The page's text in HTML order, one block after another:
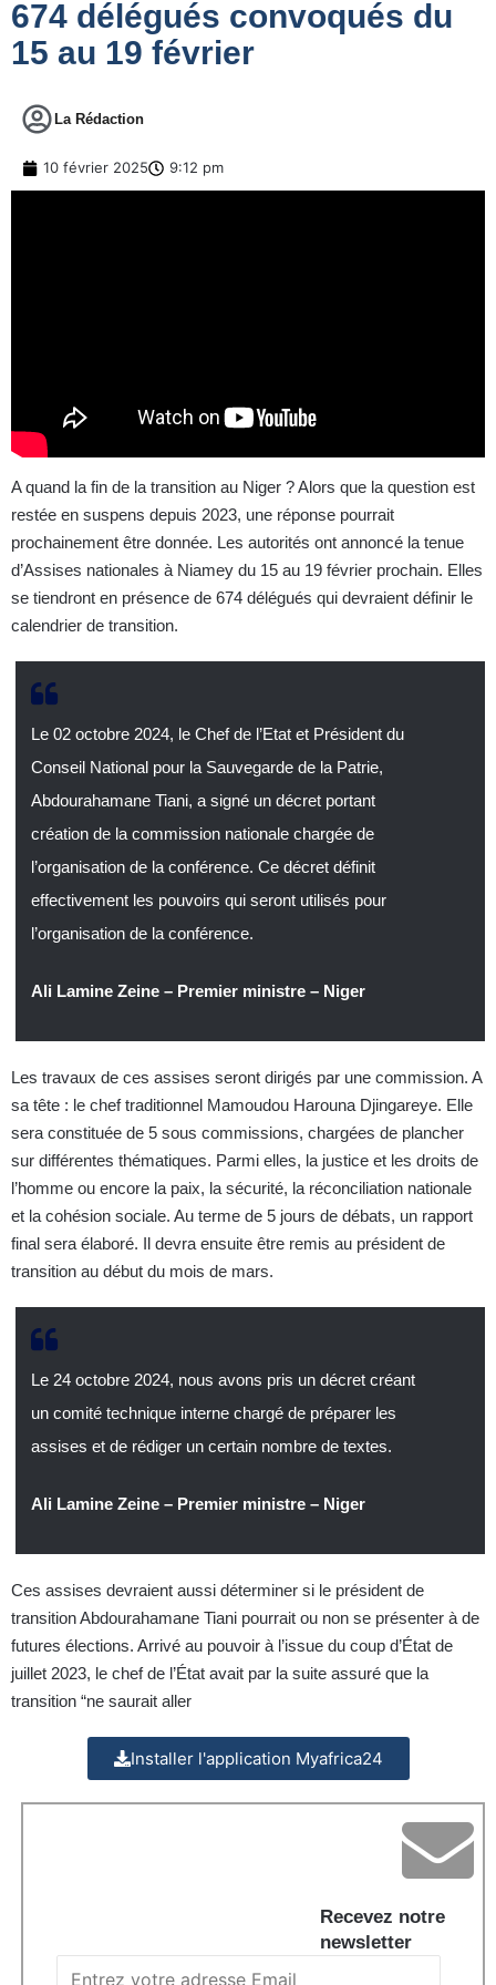
674 délégués convoqués du
15 au 19 février
La Rédaction
10 février 2025 9:12 pm
A quand la fin de la transition au Niger ? Alors que la question est
restée en suspens depuis 2023, une réponse pourrait
prochainement être donnée. Les autorités ont annoncé la tenue
d’Assises nationales à Niamey du 15 au 19 février prochain. Elles
se tiendront en présence de 674 délégués qui devraient définir le
calendrier de transition.
Le 02 octobre 2024, le Chef de l’Etat et Président du
Conseil National pour la Sauvegarde de la Patrie,
Abdourahamane Tiani, a signé un décret portant
création de la commission nationale chargée de
l’organisation de la conférence. Ce décret définit
effectivement les pouvoirs qui seront utilisés pour
l’organisation de la conférence.
Ali Lamine Zeine – Premier ministre – Niger
Les travaux de ces assises seront dirigés par une commission. A
sa tête : le chef traditionnel Mamoudou Harouna Djingareye. Elle
sera constituée de 5 sous commissions, chargées de plancher
sur différentes thématiques. Parmi elles, la justice et les droits de
l’homme ou encore la paix, la sécurité, la réconciliation nationale
et la cohésion sociale. Au terme de 5 jours de débats, un rapport
final sera élaboré. Il devra ensuite être remis au président de
transition au début du mois de mars.
Le 24 octobre 2024, nous avons pris un décret créant
un comité technique interne chargé de préparer les
assises et de rédiger un certain nombre de textes.
Ali Lamine Zeine – Premier ministre – Niger
Ces assises devraient aussi déterminer si le président de
transition Abdourahamane Tiani pourrait ou non se présenter à de
futures élections. Arrivé au pouvoir à l’issue du coup d’État de
juillet 2023, le chef de l’État avait par la suite assuré que la
transition “ne saurait aller
Installer l'application Myafrica24
Recevez notre
newsletter